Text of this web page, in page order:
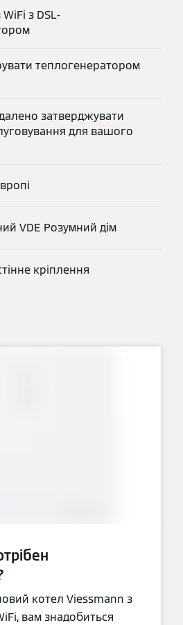
з DSL-
теплогенератором
затверджувати
для вашого
VDE Розумний дім
кріплення
котел Viessmann з
вам знадобиться